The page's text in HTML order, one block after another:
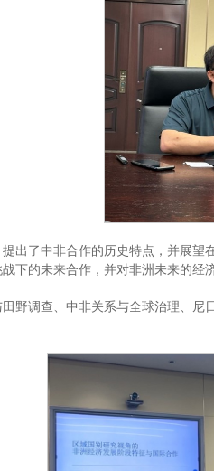
出了中非合作的历史特点，并展
下的未来合作，并对非洲未来的经
野调查、中非关系与全球治理、